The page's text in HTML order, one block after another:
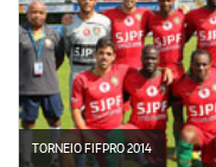
TORNEIO FIFPRO 2014